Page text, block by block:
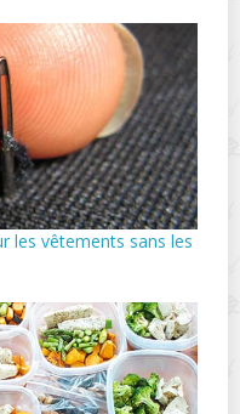
les vêtements sans les